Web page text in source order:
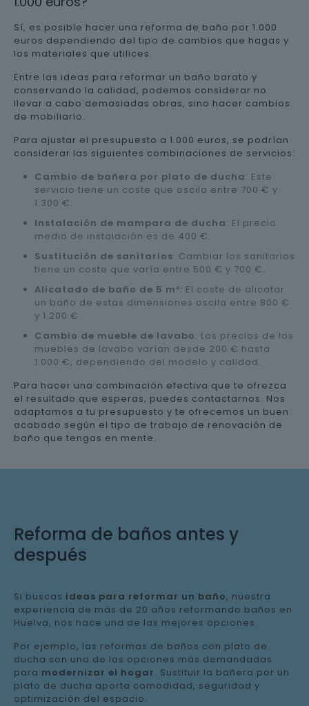
Sí, es posible hacer una reforma de baño por 1.000
euros dependiendo del tipo de cambios que hagas y
los materiales que utilices.
Entre las ideas para reformar un baño barato y
conservando la calidad, podemos considerar no
llevar a cabo demasiadas obras, sino hacer cambios
de mobiliario.
Para ajustar el presupuesto a 1.000 euros, se podrían
considerar las siguientes combinaciones de servicios:
Cambio de bañera por plato de ducha: Este
servicio tiene un coste que oscila entre 700 € y
1.300 €.
Instalación de mampara de ducha: El precio
medio de instalación es de 400 €.
Sustitución de sanitarios: Cambiar los sanitarios
tiene un coste que varía entre 500 € y 700 €.
Alicatado de baño de 5 m²: El coste de alicatar
un baño de estas dimensiones oscila entre 800 €
y 1.200 €.
Cambio de mueble de lavabo: Los precios de los
muebles de lavabo varían desde 200 € hasta
1.000 €, dependiendo del modelo y calidad.
Para hacer una combinación efectiva que te ofrezca
el resultado que esperas, puedes contactarnos. Nos
adaptamos a tu presupuesto y te ofrecemos un buen
acabado según el tipo de trabajo de renovación de
baño que tengas en mente.
Reforma de baños antes y
después
Si buscas ideas para reformar un baño, nuestra
experiencia de más de 20 años reformando baños en
Huelva, nos hace una de las mejores opciones.
Por ejemplo, las reformas de baños con plato de
ducha son una de las opciones más demandadas
para modernizar el hogar. Sustituir la bañera por un
plato de ducha aporta comodidad, seguridad y
optimización del espacio.